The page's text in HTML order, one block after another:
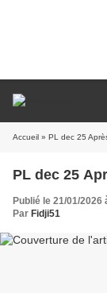
Accueil » PL dec 25
PL dec 25
Publié le 21/01/2026
Par Fidji51